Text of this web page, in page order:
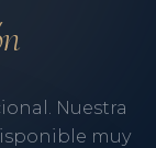
Nuestra
muy